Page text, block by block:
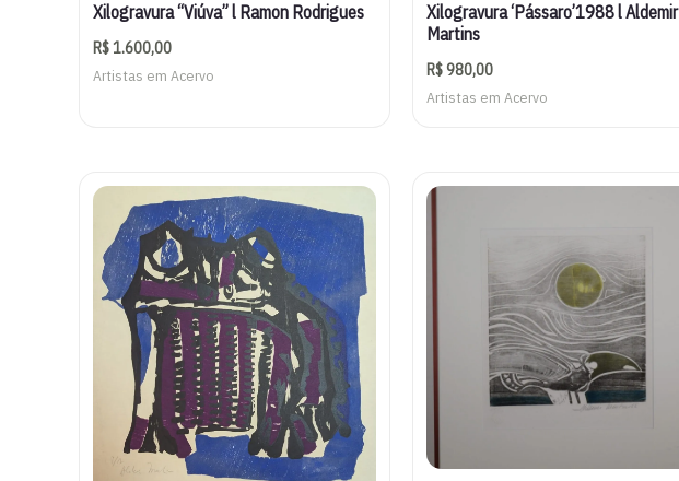
Xilogravura “Viúva” l Ramon Rodrigues
R$1.600,00
Artistas em Acervo
Xilogravura ‘Pássaro’1988 l Aldemir
Martins
R$980,00
Artistas em Acervo